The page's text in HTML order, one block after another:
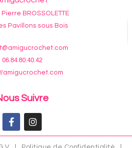
BROSSOLETTE
Pavillons sous Bois
06.84.80.40.42
amigucrochet.com
Suivre